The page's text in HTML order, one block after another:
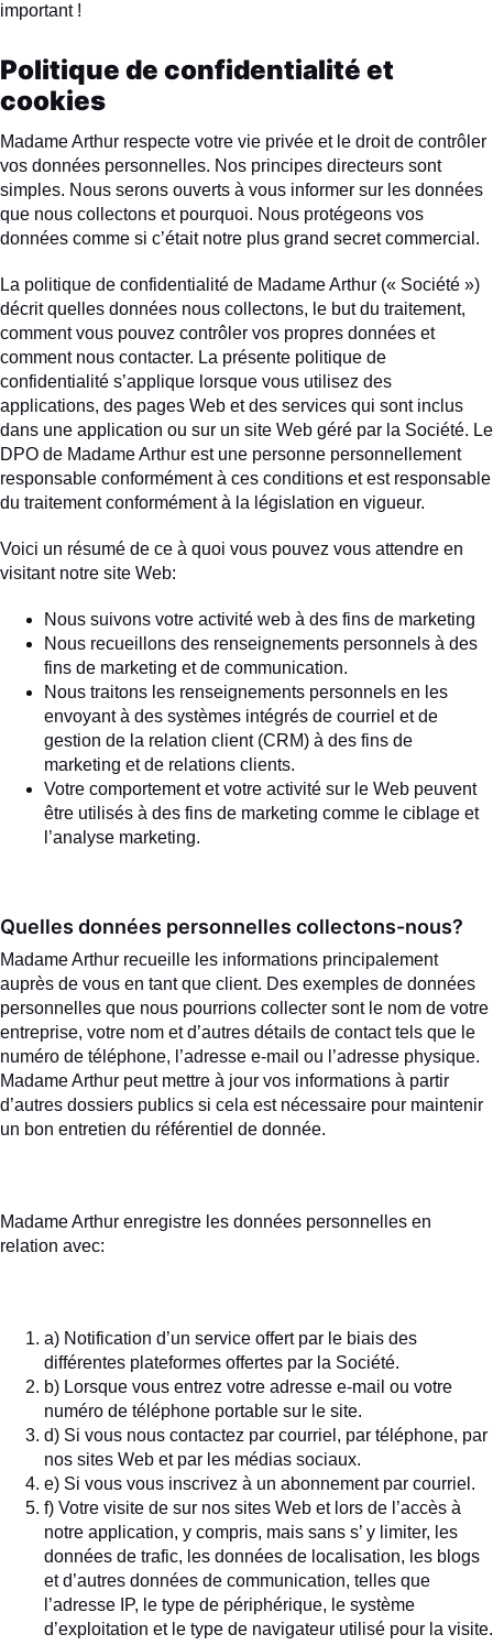
important !
Politique de confidentialité et
cookies
Madame Arthur respecte votre vie privée et le droit de contrôler
vos données personnelles. Nos principes directeurs sont
simples. Nous serons ouverts à vous informer sur les données
que nous collectons et pourquoi. Nous protégeons vos
données comme si c’était notre plus grand secret commercial.
La politique de confidentialité de Madame Arthur (« Société »)
décrit quelles données nous collectons, le but du traitement,
comment vous pouvez contrôler vos propres données et
comment nous contacter. La présente politique de
confidentialité s’applique lorsque vous utilisez des
applications, des pages Web et des services qui sont inclus
dans une application ou sur un site Web géré par la Société. Le
DPO de Madame Arthur est une personne personnellement
responsable conformément à ces conditions et est responsable
du traitement conformément à la législation en vigueur.
Voici un résumé de ce à quoi vous pouvez vous attendre en
visitant notre site Web:
Nous suivons votre activité web à des fins de marketing
Nous recueillons des renseignements personnels à des
fins de marketing et de communication.
Nous traitons les renseignements personnels en les
envoyant à des systèmes intégrés de courriel et de
gestion de la relation client (CRM) à des fins de
marketing et de relations clients.
Votre comportement et votre activité sur le Web peuvent
être utilisés à des fins de marketing comme le ciblage et
l’analyse marketing.
Quelles données personnelles collectons-nous?
Madame Arthur recueille les informations principalement
auprès de vous en tant que client. Des exemples de données
personnelles que nous pourrions collecter sont le nom de votre
entreprise, votre nom et d’autres détails de contact tels que le
numéro de téléphone, l’adresse e-mail ou l’adresse physique.
Madame Arthur peut mettre à jour vos informations à partir
d’autres dossiers publics si cela est nécessaire pour maintenir
un bon entretien du référentiel de donnée.
Madame Arthur enregistre les données personnelles en
relation avec:
a) Notification d’un service offert par le biais des
différentes plateformes offertes par la Société.
b) Lorsque vous entrez votre adresse e-mail ou votre
numéro de téléphone portable sur le site.
d) Si vous nous contactez par courriel, par téléphone, par
nos sites Web et par les médias sociaux.
e) Si vous vous inscrivez à un abonnement par courriel.
f) Votre visite de sur nos sites Web et lors de l’accès à
notre application, y compris, mais sans s’ y limiter, les
données de trafic, les données de localisation, les blogs
et d’autres données de communication, telles que
l’adresse IP, le type de périphérique, le système
d’exploitation et le type de navigateur utilisé pour la visite.